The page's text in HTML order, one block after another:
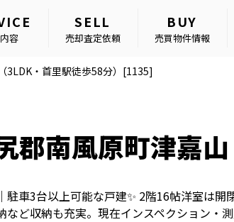
容
SELL
売却査定依頼
BUY
売買物件情報
3LDK・首里駅徒歩58分）[1135]
郡南風原町津嘉
駐車3台以上可能な戸建✨ 2階16帖洋室は
ど収納も充実。現在インスペクション・測